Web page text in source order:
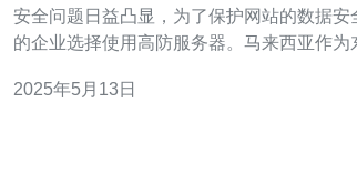
安全问题日益凸显，为了保护网站的数据安
的企业选择使用高防服务器。马来西亚作为
防服务器具有以下优势： 强大的防御能力：高防服务器能
2025年5月13日